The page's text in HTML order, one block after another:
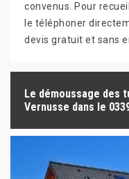
convenus. Pour
le téléphoner
devis gratuit et sans
Le démoussage des
Vernusse dans le